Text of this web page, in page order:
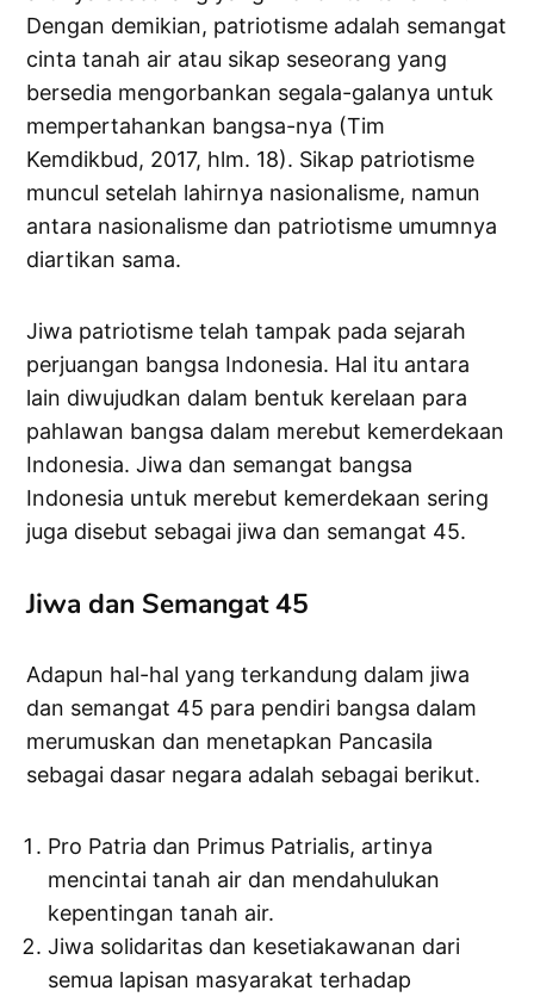
Dengan demikian, patriotisme adalah semangat
cinta tanah air atau sikap seseorang yang
bersedia mengorbankan segala-galanya untuk
mempertahankan bangsa-nya (Tim
Kemdikbud, 2017, hlm. 18). Sikap patriotisme
muncul setelah lahirnya nasionalisme, namun
antara nasionalisme dan patriotisme umumnya
diartikan sama.
Jiwa patriotisme telah tampak pada sejarah
perjuangan bangsa Indonesia. Hal itu antara
lain diwujudkan dalam bentuk kerelaan para
pahlawan bangsa dalam merebut kemerdekaan
Indonesia. Jiwa dan semangat bangsa
Indonesia untuk merebut kemerdekaan sering
juga disebut sebagai jiwa dan semangat 45.
Jiwa dan Semangat 45
Adapun hal-hal yang terkandung dalam jiwa
dan semangat 45 para pendiri bangsa dalam
merumuskan dan menetapkan Pancasila
sebagai dasar negara adalah sebagai berikut.
Pro Patria dan Primus Patrialis, artinya
mencintai tanah air dan mendahulukan
kepentingan tanah air.
Jiwa solidaritas dan kesetiakawanan dari
semua lapisan masyarakat terhadap